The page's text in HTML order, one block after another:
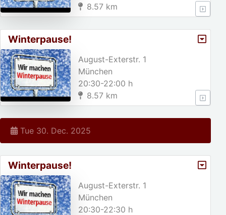
8.57 km
Winterpause!
August-Exterstr. 1
München
20:30-22:00 h
8.57 km
Tue 30. Dec. 2025
Winterpause!
August-Exterstr. 1
München
20:30-22:30 h